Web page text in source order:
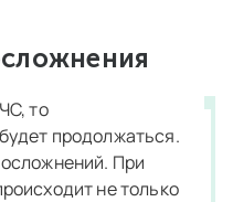
то
продолжаться.
При
не только